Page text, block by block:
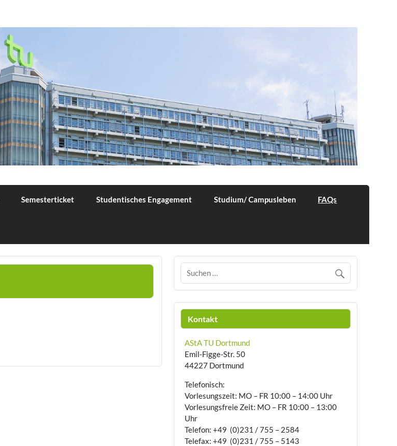
Semesterticket Studentisches Engagement Studium/ Campusleben FAQs
Kontakt
AStA TU Dortmund
Emil-Figge-Str. 50
44227 Dortmund
Telefonisch:
Vorlesungszeit: MO – FR 10:00 – 14:00 Uhr
Vorlesungsfreie Zeit: MO – FR 10:00 – 13:00
Uhr
Telefon: +49 (0)231 / 755 – 2584
Telefax: +49 (0)231 / 755 – 5143